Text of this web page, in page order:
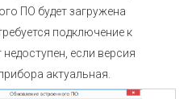
ПО будет загружена
подключение к
недоступен, если версия
актуальная.